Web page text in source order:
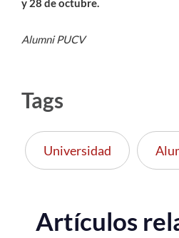
y 28 de octubre.
Alumni PUCV
Tags
Universidad
Artículos